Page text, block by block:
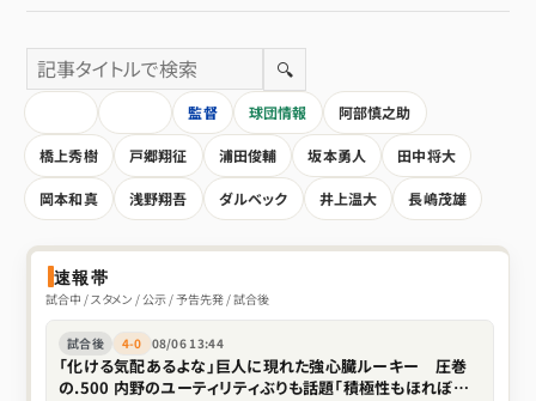
🔍
監督 球団情報 阿部慎之助
橋上秀樹 戸郷翔征 浦田俊輔 坂本勇人 田中将大
岡本和真 浅野翔吾 ダルベック 井上温大 長嶋茂雄
速報帯
試合中 / スタメン / 公示 / 予告先発 / 試合後
試合後 4-0 08/06 13:44
「化ける気配あるよな」巨人に現れた強心臓ルーキー 圧巻
の.500 内野のユーティリティぶりも話題「積極性もほれぼれ